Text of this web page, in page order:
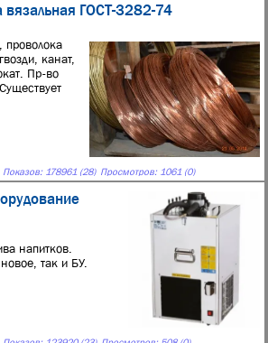
ГОСТ-3282-74
проволока
канат,
Пр-во
Показов: 178961 (28) Просмотров: 1061 (0)
напитков.
так и БУ.